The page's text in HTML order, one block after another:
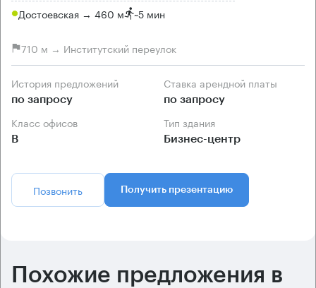
Достоевская → 460 м ~5 мин
710 м → Институтский переулок
История предложений
по запросу
Ставка арендной платы
по запросу
Класс офисов
B
Тип здания
Бизнес-центр
Позвонить Получить презентацию
Похожие предложения в